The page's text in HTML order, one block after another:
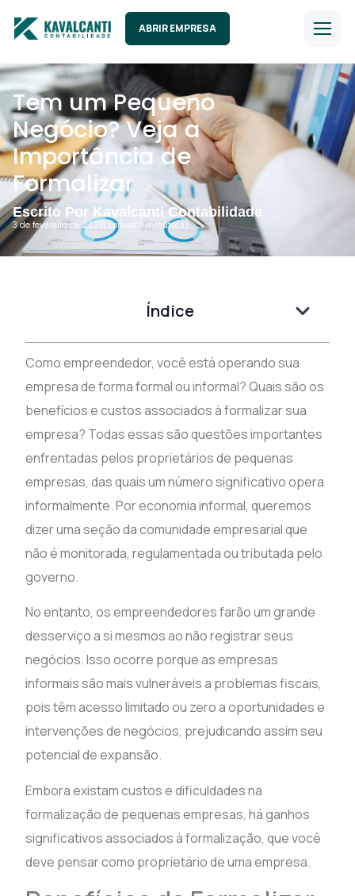
ABRIR EMPRESA
Tem um Pequeno
Negócio? Veja a
Importância de
Formalizar
Escrito Por Kavalcanti Contabilidade
3 de fevereiro de 2023 | Leitura: 1 minuto(s).
Índice
Como empreendedor, você está operando sua
empresa de forma formal ou informal? Quais são os
benefícios e custos associados à formalizar sua
empresa? Todas essas são questões importantes
enfrentadas pelos proprietários de pequenas
empresas, das quais um número significativo opera
informalmente. Por economia informal, queremos
dizer uma seção da comunidade empresarial que
não é monitorada, regulamentada ou tributada pelo
governo.
No entanto, os empreendedores farão um grande
desserviço a si mesmos ao não registrar seus
negócios. Isso ocorre porque as empresas
informais são mais vulneráveis a problemas fiscais,
pois têm acesso limitado ou zero a oportunidades e
intervenções de negócios, prejudicando assim seu
potencial de expansão.
Embora existam custos e dificuldades na
formalização de pequenas empresas, há ganhos
significativos associados à formalização, que você
deve pensar como proprietário de uma empresa.